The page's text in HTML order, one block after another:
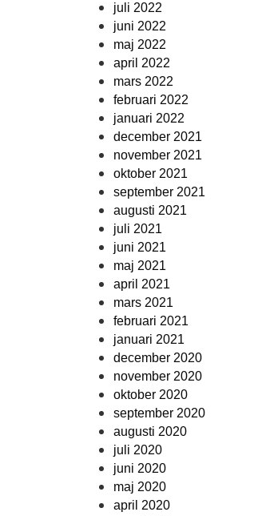
juli 2022
juni 2022
maj 2022
april 2022
mars 2022
februari 2022
januari 2022
december 2021
november 2021
oktober 2021
september 2021
augusti 2021
juli 2021
juni 2021
maj 2021
april 2021
mars 2021
februari 2021
januari 2021
december 2020
november 2020
oktober 2020
september 2020
augusti 2020
juli 2020
juni 2020
maj 2020
april 2020